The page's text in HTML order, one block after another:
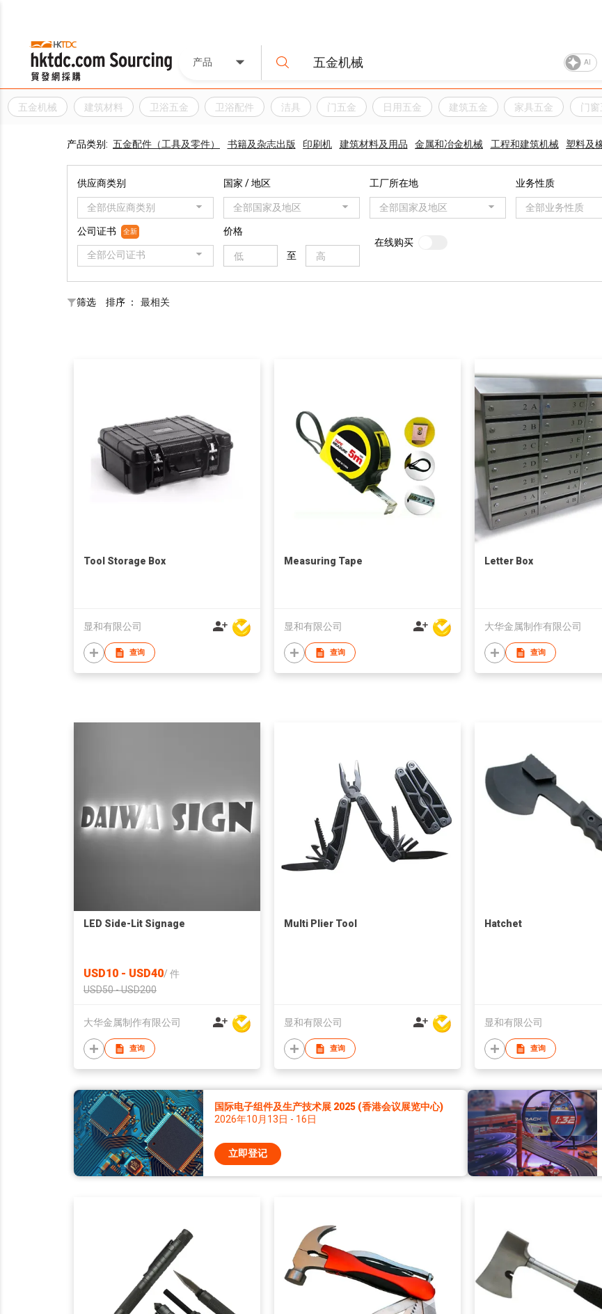
产品 AI
五金机械 建筑材料 卫浴五金 卫浴配件 洁具 门五金 日用五金 建筑五金 家具五金 门窗
产品类别: 五金配件（工具及零件） 书籍及杂志出版 印刷机 建筑材料及用品 金属和冶金机械 工程和建筑机械 塑料及
供应商类别
全部供应商类别
国家 / 地区
全部国家及地区
工厂所在地
全部国家及地区
业务性质
全部业务性质
公司证书 全新
全部公司证书
价格
至
在线购买
筛选 排序 ： 最相关
Tool Storage Box
显和有限公司
查询
Measuring Tape
显和有限公司
查询
Letter Box
大华金属制作有限公司
查询
LED Side-Lit Signage
USD10 - USD40/ 件
USD50 - USD200
大华金属制作有限公司
查询
Multi Plier Tool
显和有限公司
查询
Hatchet
显和有限公司
查询
国际电子组件及生产技术展 2025 (香港会议展览中心)
2026年10月13日 - 16日
立即登记